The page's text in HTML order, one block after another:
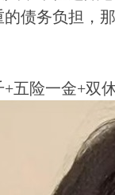
的债务负担，
+五险一金+双